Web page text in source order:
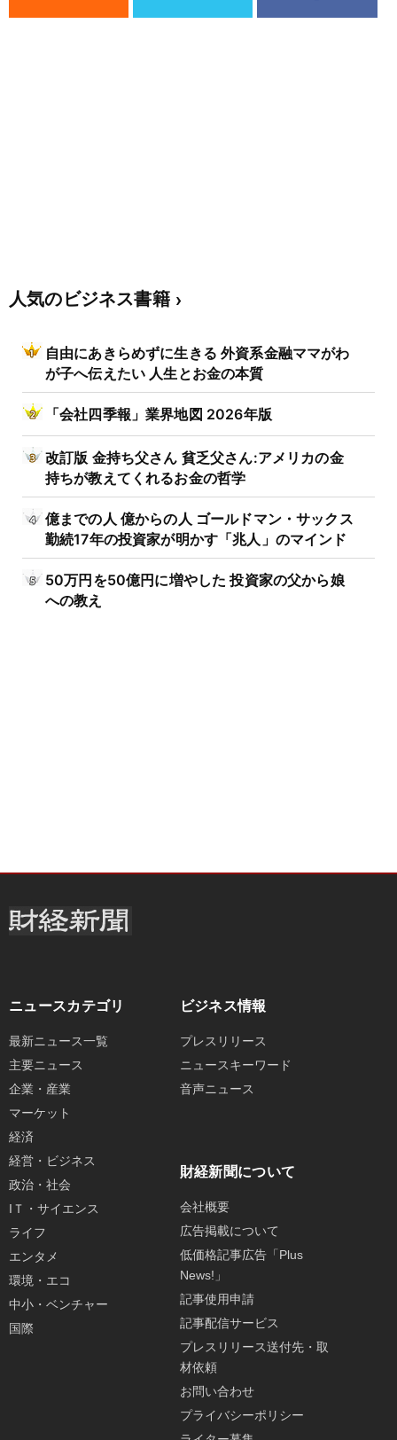
人気のビジネス書籍
自由にあきらめずに生きる 外資系金融ママがわ
が子へ伝えたい 人生とお金の本質
「会社四季報」業界地図 2026年版
改訂版 金持ち父さん 貧乏父さん:アメリカの金
持ちが教えてくれるお金の哲学
億までの人 億からの人 ゴールドマン・サックス
勤続17年の投資家が明かす「兆人」のマインド
50万円を50億円に増やした 投資家の父から娘
への教え
ニュースカテゴリ
最新ニュース一覧
主要ニュース
企業・産業
マーケット
経済
経営・ビジネス
政治・社会
IＴ・サイエンス
ライフ
エンタメ
環境・エコ
中小・ベンチャー
国際
ビジネス情報
プレスリリース
ニュースキーワード
音声ニュース
財経新聞について
会社概要
広告掲載について
低価格記事広告「Plus
News!」
記事使用申請
記事配信サービス
プレスリリース送付先・取
材依頼
お問い合わせ
プライバシーポリシー